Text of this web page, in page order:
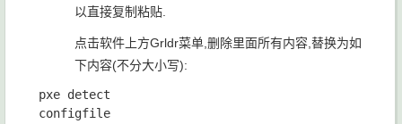
以直接复制粘贴.
点击软件上方Grldr菜单 ,删除里面所有内容,替换为如
下内容(不分大小写):
pxe detect
configfile